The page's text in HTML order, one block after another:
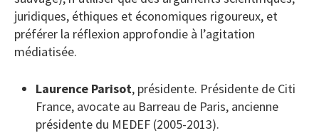
juridiques, éthiques et économiques rigoureux, et
préférer la réflexion approfondie à l’agitation
médiatisée.
Laurence Parisot, présidente. Présidente de Citi
France, avocate au Barreau de Paris, ancienne
présidente du MEDEF (2005-2013).